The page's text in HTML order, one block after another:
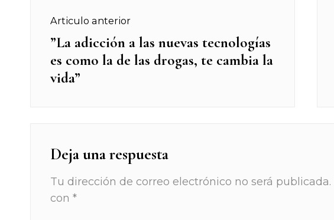
de
entradas
Articulo anterior
Previous
post:
”La adicción a las nuevas tecnologías
es como la de las drogas, te cambia la
vida”
Deja una respuesta
Tu dirección de correo electrónico no será publicada.
con *